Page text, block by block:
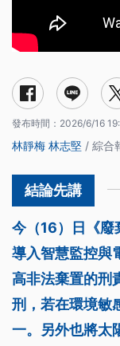
發布時間： 2026/6/16
林靜梅 林志堅 / 綜合
今（16）日《廢
導入智慧監控與
高非法棄置的刑
刑，若在環境敏
一。另外也將太